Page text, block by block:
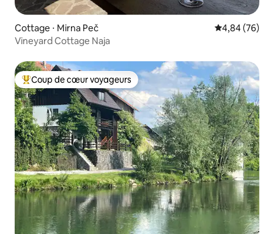
Cottage ⋅ Mirna Peč Évaluation
4,84 (76)
Vineyard Cottage Naja
Coups de cœur voyageurs les plus appréciés
Coup de cœur voyageurs